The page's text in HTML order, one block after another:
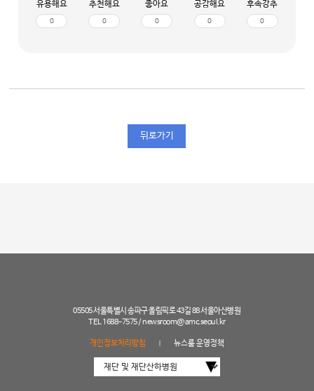
유용해요
0
추천해요
0
좋아요
0
공감해요
0
후속강추
0
뒤로가기
05505 서울특별시 송파구 올림픽로 43길 88 서울아산병원
TEL 1688-7575 /newsroom@amc.seoul.kr
개인정보처리방침 뉴스룸 운영정책